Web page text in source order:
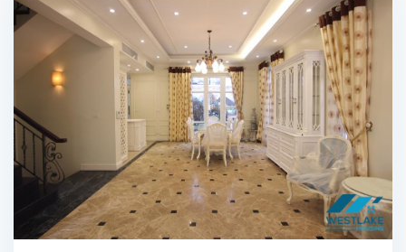
quận
Tây
Hồ,
Hà
Nội.
Nhà
được
thiết
kế
hài
hòa
và
hiện